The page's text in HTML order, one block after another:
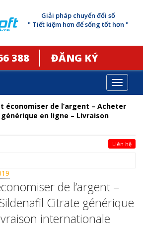
Giải pháp chuyển đổi số
" Tiết kiệm hơn để sống tốt hơn "
388 ĐĂNG KÝ
Toggle
économiser de l’argent – Acheter
en ligne – Livraison
Liên hệ
de l’argent –
Citrate générique
internationale